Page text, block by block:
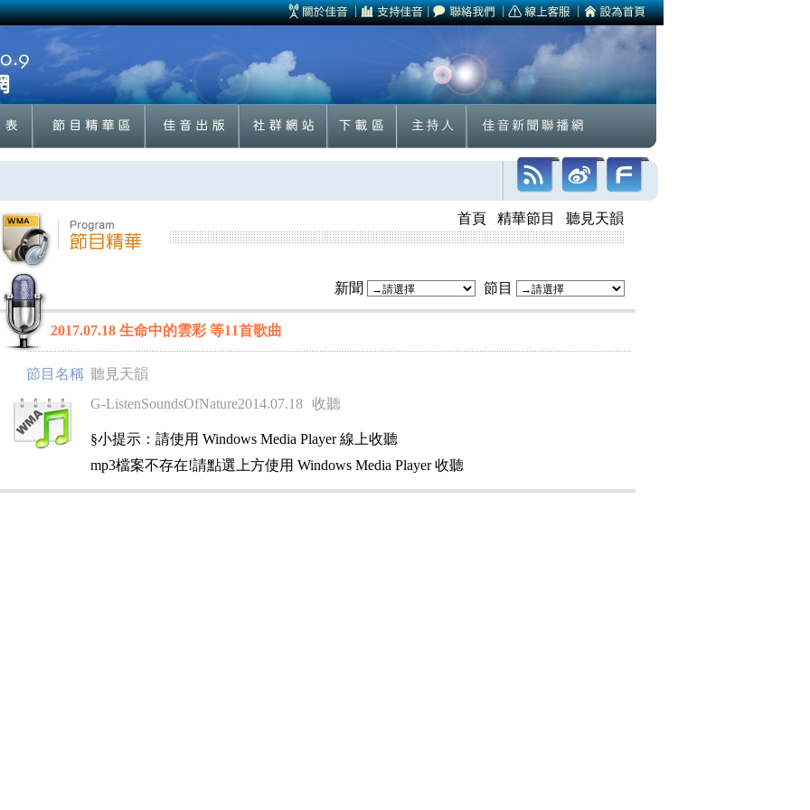
首頁 精華節目 聽見天韻
新聞 節目
2017.07.18 生命中的雲彩 等11首歌曲
節目名稱 聽見天韻
G-ListenSoundsOfNature2014.07.18
收聽
§小提示：請使用 Windows Media Player 線上收聽
mp3檔案不存在!請點選上方使用 Windows Media Player 收聽